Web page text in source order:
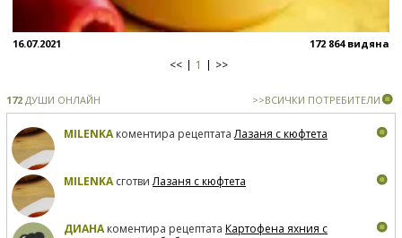
16.07.2021 172 864 видяна
<< 1 >>
172 ДУШИ ОНЛАЙН >>ВСИЧКИ ПОТРЕБИТЕЛИ
MILENKAкоментира рецептатаЛазаня с кюфтета
MILENKAсготвиЛазаня с кюфтета
ДИАНАкоментира рецептата Картофена яхния с